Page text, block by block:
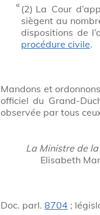
​ «(2) La Cour
siègent au
dispositions de
procédure civile.
Mandons et
officiel du Grand-
observée par tous
La Ministre de la
Elisabeth
Doc. parl. 8704 ;